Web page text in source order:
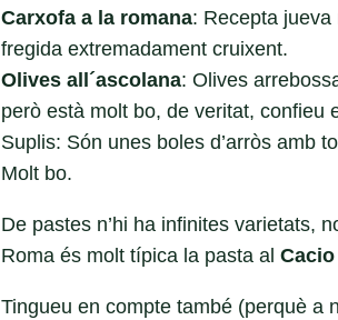
Carxofa a la romana: Recepta jueva
fregida extremadament cruixent.
Olives all´ascolana: Olives
però està molt bo, de veritat, confieu
Suplis: Són unes boles d’arròs amb
Molt bo.
De pastes n’hi ha infinites varietats,
Roma és molt típica la pasta al Cacio
Tingueu en compte també (perquè a